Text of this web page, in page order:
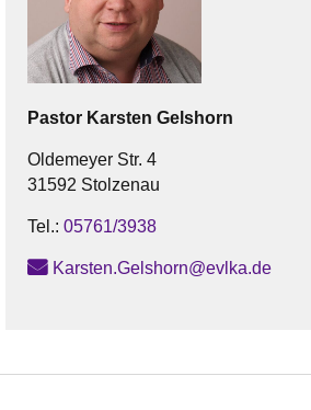
Pastor Karsten Gelshorn
Oldemeyer Str. 4
31592 Stolzenau
Tel.: 05761/3938
Karsten.Gelshorn@evlka.de